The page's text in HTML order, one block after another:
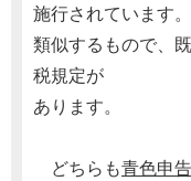
施行されています。
類似するもので、
税規定が
あります。
どちらも青色申告